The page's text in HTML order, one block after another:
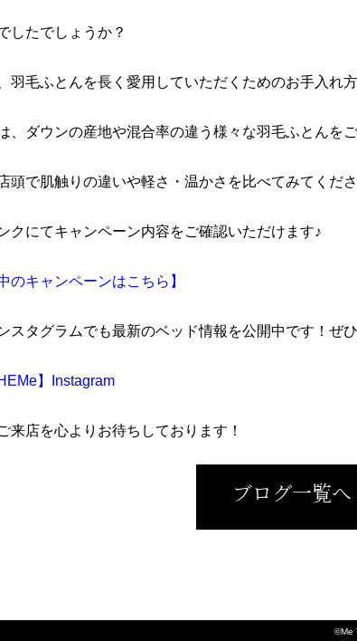
したでしょうか？
羽毛ふとんを長く愛用していただくためのお手入れ
、ダウンの産地や混合率の違う様々な羽毛ふとんを
頭で肌触りの違いや軽さ・温かさを比べてみてくださ
クにてキャンペーン内容をご確認いただけます♪
のキャンペーンはこちら】
スタグラムでも最新のベッド情報を公開中です！ぜ
】Instagram
来店を心よりお待ちしております！
ブログ一覧へ
©Me